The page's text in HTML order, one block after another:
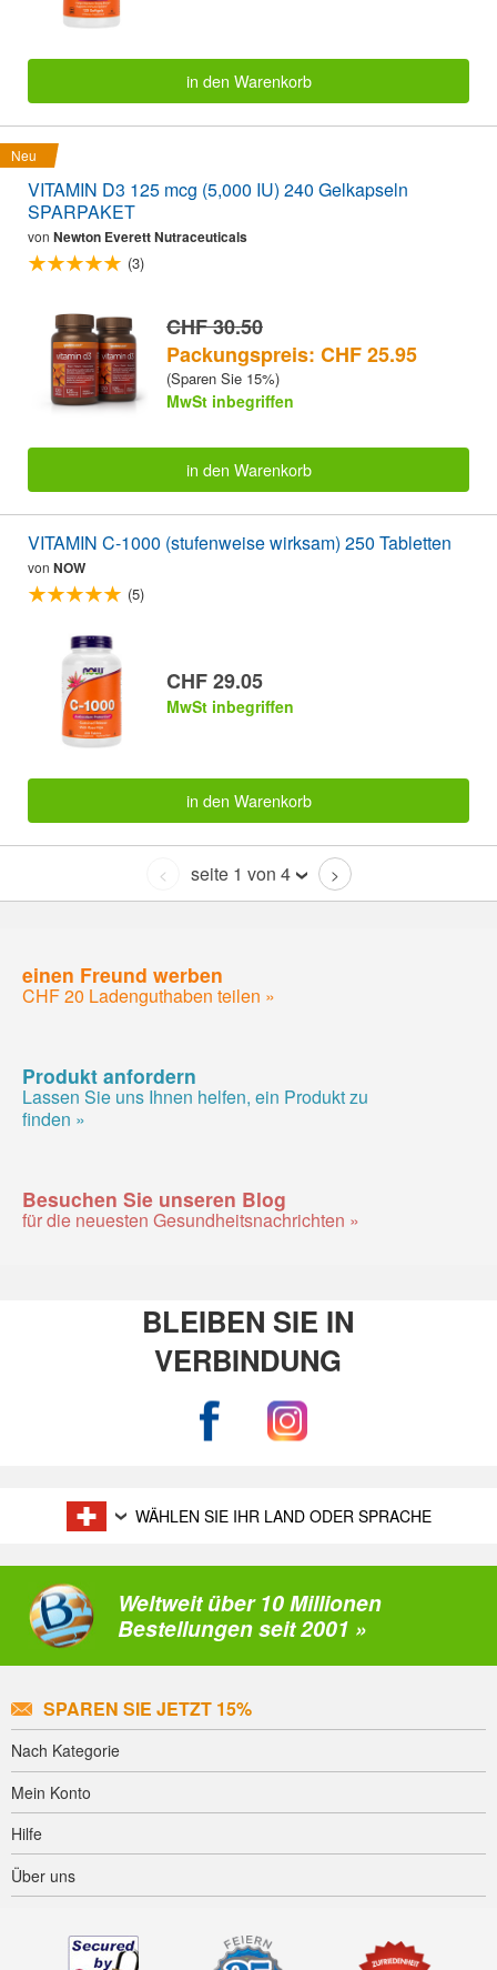
in den Warenkorb
Neu
VITAMIN D3 125 mcg (5,000 IU) 240 Gelkapseln
SPARPAKET
von Newton Everett Nutraceuticals
(3)
CHF 30.50
Packungspreis: CHF 25.95
(Sparen Sie 15%)
MwSt inbegriffen
in den Warenkorb
VITAMIN C-1000 (stufenweise wirksam) 250 Tabletten
von NOW
(5)
CHF 29.05
MwSt inbegriffen
in den Warenkorb
< seite 1 von 4 >
einen Freund werben
CHF 20 Ladenguthaben teilen »
Produkt anfordern
Lassen Sie uns Ihnen helfen, ein Produkt zu
finden »
Besuchen Sie unseren Blog
für die neuesten Gesundheitsnachrichten »
BLEIBEN SIE IN
VERBINDUNG
WÄHLEN SIE IHR LAND ODER SPRACHE
Weltweit über 10 Millionen
Bestellungen seit 2001 »
SPAREN SIE JETZT 15%
Nach Kategorie
Mein Konto
Hilfe
Über uns